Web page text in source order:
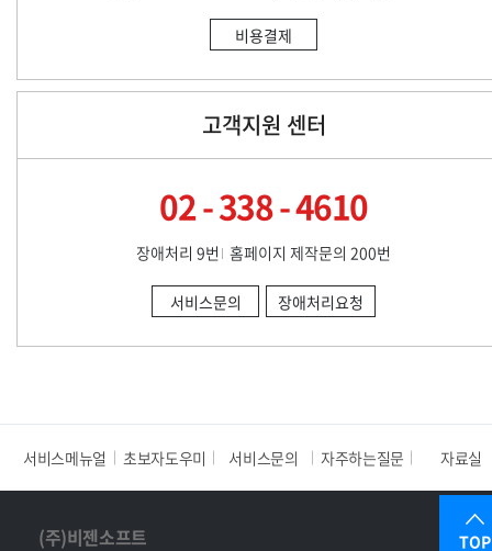
비용결제
고객지원 센터
02 - 338 - 4610
장애처리 9번 홈페이지 제작문의 200번
서비스문의 장애처리요청
서비스메뉴얼 초보자도우미 서비스문의 자주하는질문 자료실
TOP
(주)비젠소프트